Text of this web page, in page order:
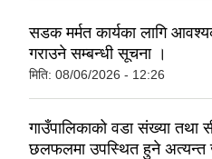
सडक मर्मत कार्यका लागि
गराउने सम्बन्धी सूचना ।
मिति: 08/06/2026 - 12:26
गाउँपालिकाको वडा संख्या तथा
छलफलमा उपस्थित हुने अत्यन्त